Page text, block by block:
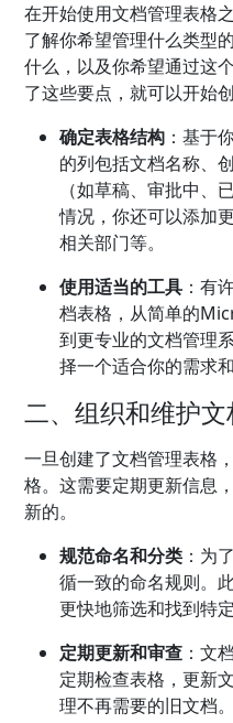
在开始使用文档管理表格
了解你希望管理什么类型
什么，以及你希望通过这
了这些要点，就可以开始
确定表格结构 ：基于
的列包括文档名称、
（如草稿、审批中、
情况，你还可以添加
相关部门等。
使用适当的工具 ：有
档表格，从简单的
到更专业的文档管理
择一个适合你的需求
二、组织和维护
一旦创建了文档管理表格
格。这需要定期更新信息
新的。
规范命名和分类 ：为
循一致的命名规则。
更快地筛选和找到特定
定期更新和审查 ：文
定期检查表格，更新
理不再需要的旧文档。